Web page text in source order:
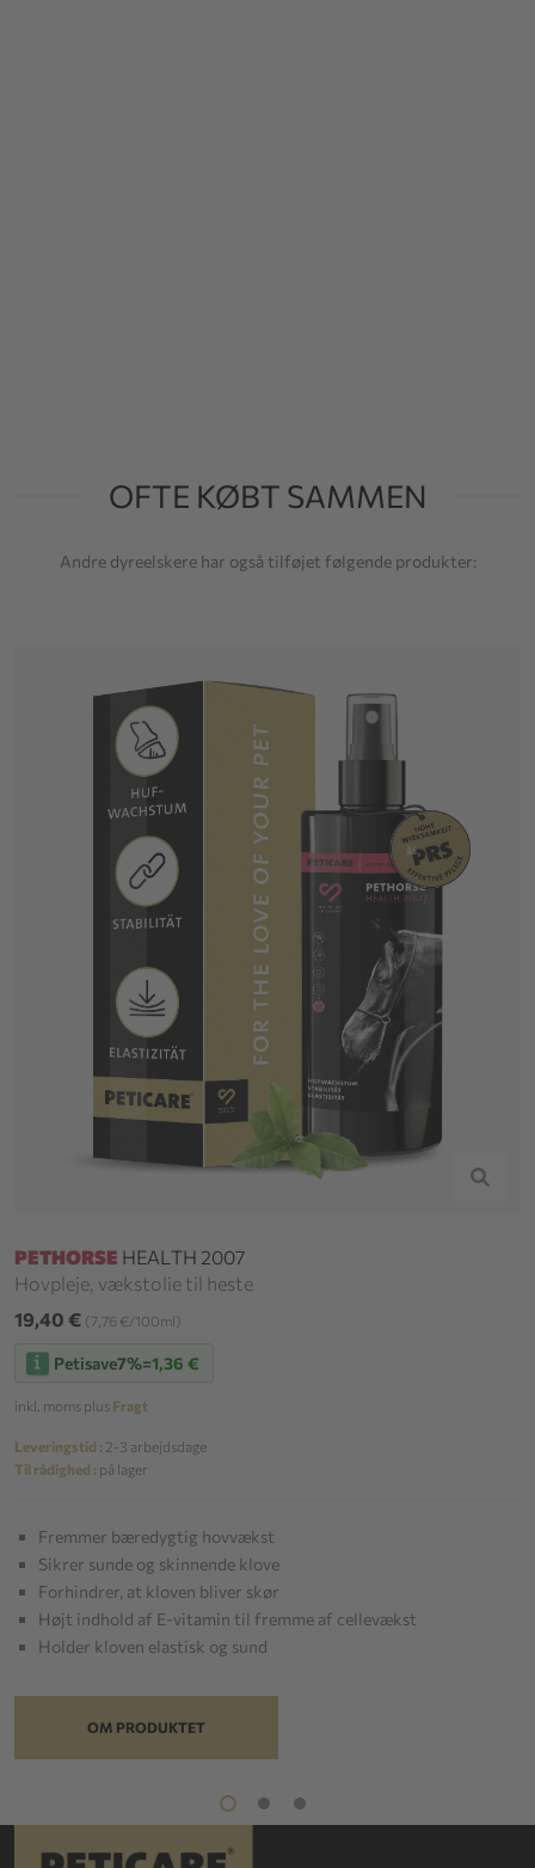
OFTE KØBT SAMMEN
Andre dyreelskere har også tilføjet følgende produkter:
PETHORSE HEALTH 2007
Hovpleje, vækstolie til heste
19,40 € (7,76 €/100ml)
Petisave7%=1,36 €
inkl. moms plus Fragt
Leveringstid : 2-3 arbejdsdage
Til rådighed : på lager
Fremmer bæredygtig hovvækst
Sikrer sunde og skinnende klove
Forhindrer, at kloven bliver skør
Højt indhold af E-vitamin til fremme af cellevækst
Holder kloven elastisk og sund
OM PRODUKTET